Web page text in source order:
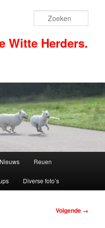
Witte Herders.
Nieuws Reuen
Diverse foto’s
Volgende →